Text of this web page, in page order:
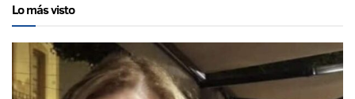
Lo más visto